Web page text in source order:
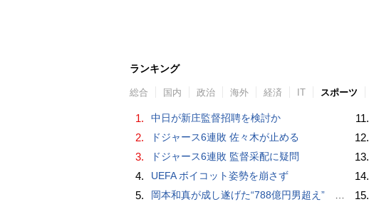
ランキング
総合 国内 政治 海外 経済 IT スポーツ
1. 中日が新庄監督招聘を検討か
2. ドジャース6連敗 佐々木が止める
3. ドジャース6連敗 監督采配に疑問
4. UEFA ボイコット姿勢を崩さず
5. 岡本和真が成し遂げた“788億円男超え” いつのまにか「3位」…見据える球団記録更新
11.
12.
13.
14.
15.